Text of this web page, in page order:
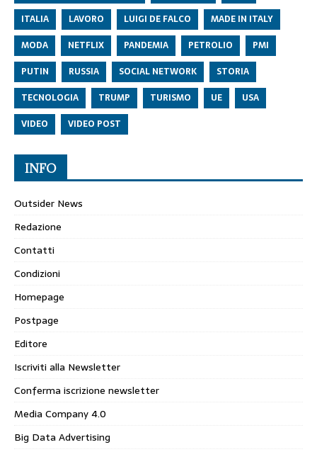
ITALIA LAVORO LUIGI DE FALCO
MADE IN ITALY
MODA
NETFLIX PANDEMIA PETROLIO
PMI
PUTIN
RUSSIA SOCIAL NETWORK
STORIA
TECNOLOGIA
TRUMP TURISMO UE
USA
VIDEO
VIDEO POST
INFO
Outsider News
Redazione
Contatti
Condizioni
Homepage
Postpage
Editore
Iscriviti alla Newsletter
Conferma iscrizione newsletter
Media Company 4.0
Big Data Advertising